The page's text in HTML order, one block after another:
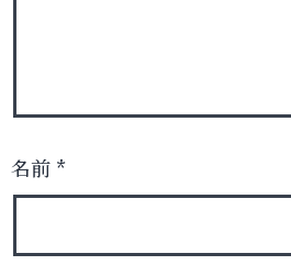
名前 *